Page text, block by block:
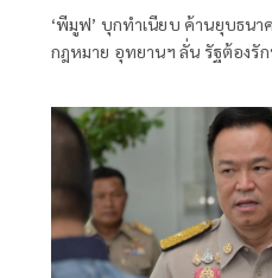
‘พีมูฟ’ บุกทำเนียบ ค้านยุบธนา
กฎหมาย อุทยานฯ ลั่น รัฐต้อง